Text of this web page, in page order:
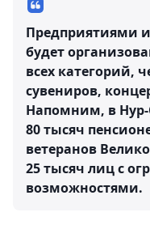
Предприятиями
будет
всех категорий,
сувениров,
Напомним, в Нур-
80 тысяч
ветеранов
25 тысяч лиц с
возможностями.